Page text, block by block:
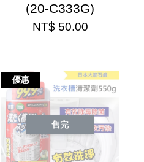
(20-C333G)
NT$ 50.00
優惠
售完